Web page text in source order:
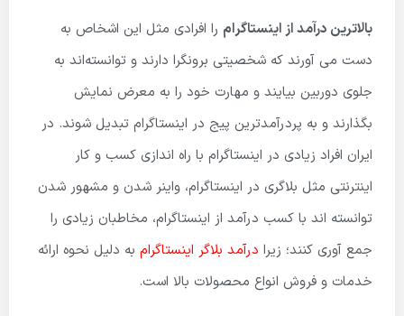
بالاترین درآمد از اینستاگرام را افرادی مثل این اشخاص به
دست می آورند که شخصیتی برونگرا دارند و توانسته‌اند به
جلوی دوربین بیایند و مهارت خود را به معرض نمایش
بگذارند و به پردرآمدترین پیج در اینستاگرام تبدیل شوند. در
ایران افراد زیادی در اینستاگرام با راه اندازی کسب و کار
اینترنتی مثل بلاگری در اینستاگرام، واینر شدن و مشهور شدن
توانسته اند با کسب درآمد از اینستاگرام، مخاطبان زیادی را
جمع آوری کنند؛ زیرا درآمد بلاگر اینستاگرام به دلیل نحوه ارائه
خدمات و فروش انواع محصولات بالا است.